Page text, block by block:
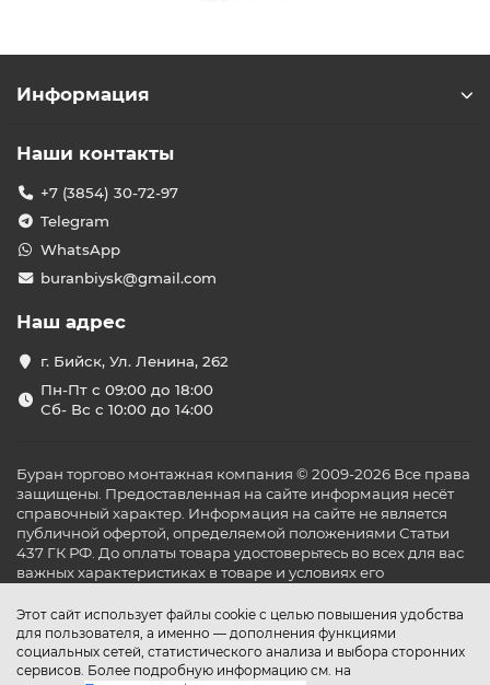
Этот сайт использует файлы cookie с целью повышения удобства
для пользователя, а именно — дополнения функциями
социальных сетей, статистического анализа и выбора сторонних
сервисов. Более подробную информацию см. на
Информация
Наши контакты
+7 (3854) 30-72-97
Telegram
WhatsApp
buranbiysk@gmail.com
Наш адрес
г. Бийск, Ул. Ленина, 262
Пн-Пт с 09:00 до 18:00
Сб- Вс с 10:00 до 14:00
Буран торгово монтажная компания © 2009-2026 Все права
защищены. Предоставленная на сайте информация несёт
справочный характер. Информация на сайте не является
публичной офертой, определяемой положениями Статьи
437 ГК РФ. До оплаты товара удостоверьтесь во всех для вас
важных характеристиках в товаре и условиях его